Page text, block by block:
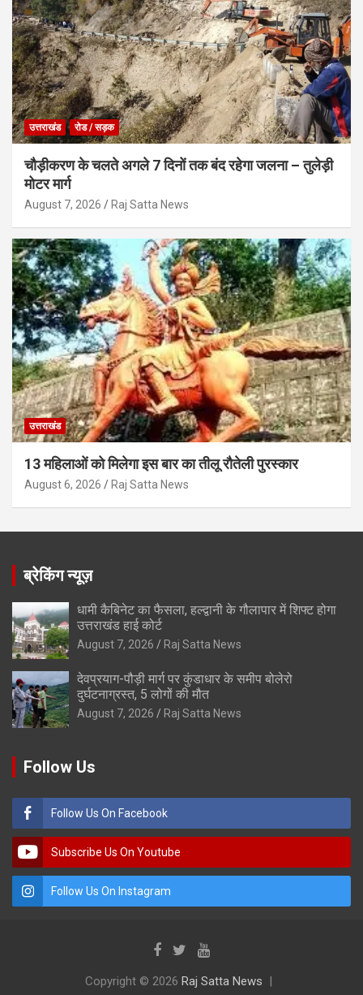
उत्तराखंड रोड / सड़क
चौड़ीकरण के चलते अगले 7 दिनों तक बंद रहेगा जलना – तुलेड़ी
मोटर मार्ग
August 7, 2026 Raj Satta News
उत्तराखंड
13 महिलाओं को मिलेगा इस बार का तीलू रौतेली पुरस्कार
August 6, 2026 Raj Satta News
ब्रेकिंग न्यूज़
धामी कैबिनेट का फैसला, हल्द्वानी के गौलापार में शिफ्ट होगा
उत्तराखंड हाई कोर्ट
August 7, 2026 Raj Satta News
देवप्रयाग-पौड़ी मार्ग पर कुंडाधार के समीप बोलेरो
दुर्घटनाग्रस्त, 5 लोगों की मौत
August 7, 2026 Raj Satta News
Follow Us
Follow Us On Facebook
Subscribe Us On Youtube
Follow Us On Instagram
Copyright © 2026 Raj Satta News